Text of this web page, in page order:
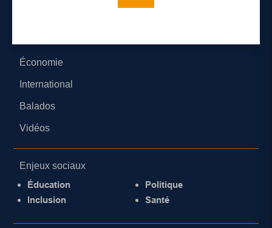
Économie
International
Balados
Vidéos
Enjeux sociaux
Éducation
Inclusion
Politique
Santé